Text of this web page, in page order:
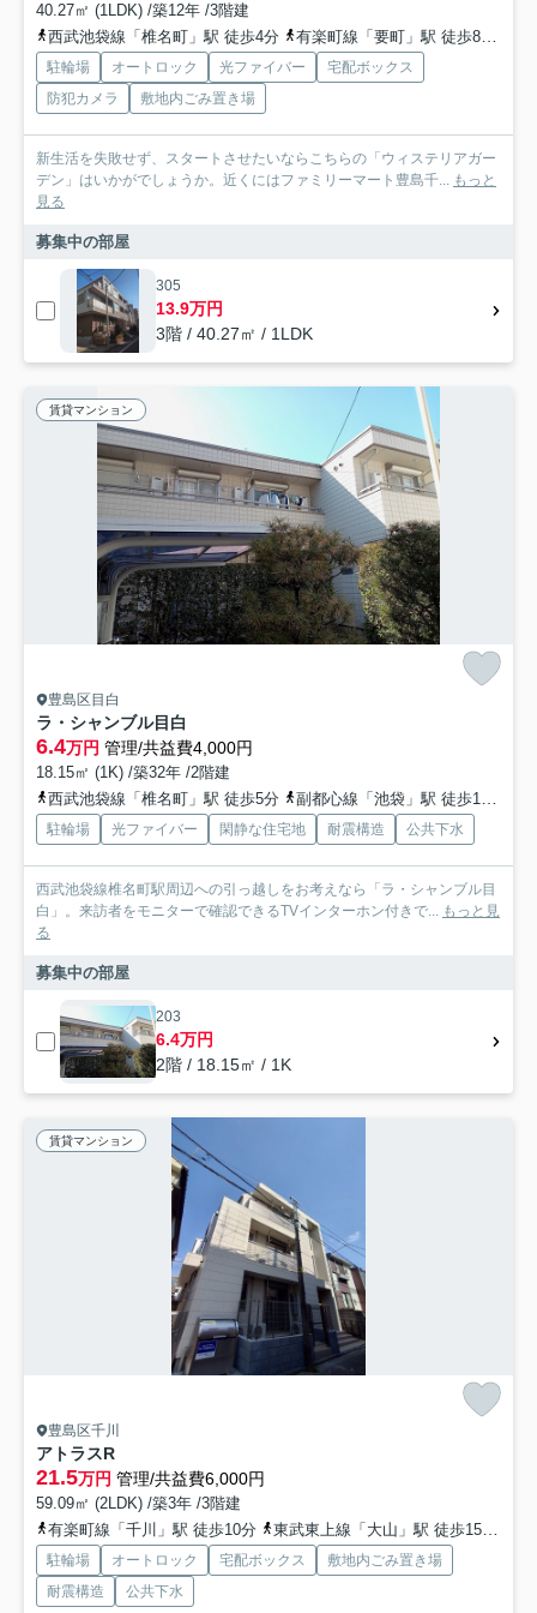
40.27㎡ (1LDK) /築12年 /3階建
西武池袋線「椎名町」駅 徒歩4分
有楽町線「要町」駅 徒歩8分
駐輪場 オートロック 光ファイバー
宅配ボックス
防犯カメラ
敷地内ごみ置き場
新生活を失敗せず、スタートさせたいならこちらの「ウィステリアガー
デン」はいかがでしょうか。近くにはファミリーマート豊島千... もっと
見る
募集中の部屋
305
13.9万円
3階 / 40.27㎡ / 1LDK
賃貸マンション
豊島区目白
ラ・シャンブル目白
6.4万円 管理/共益費4,000円
18.15㎡ (1K) /築32年 /2階建
西武池袋線「椎名町」駅 徒歩5分
副都心線「池袋」駅 徒歩14分
駐輪場 光ファイバー 閑静な住宅地 耐震構造 公共下水
西武池袋線椎名町駅周辺への引っ越しをお考えなら「ラ・シャンブル目
白」。来訪者をモニターで確認できるTVインターホン付きで... もっと見
る
募集中の部屋
203
6.4万円
2階 / 18.15㎡ / 1K
賃貸マンション
豊島区千川
アトラスR
21.5万円 管理/共益費6,000円
59.09㎡ (2LDK) /築3年 /3階建
有楽町線「千川」駅 徒歩10分
東武東上線「大山」駅 徒歩15分
駐輪場 オートロック 宅配ボックス
敷地内ごみ置き場
耐震構造
公共下水